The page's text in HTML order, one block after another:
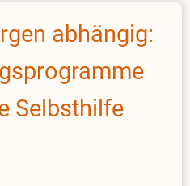
abhängig:
Selbsthilfe